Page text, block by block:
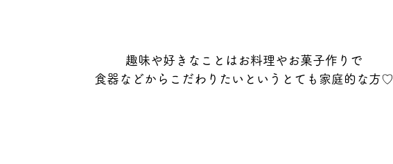
趣味や好きなことはお料理やお菓子作りで
食器などからこだわりたいというとても家庭的な方♡